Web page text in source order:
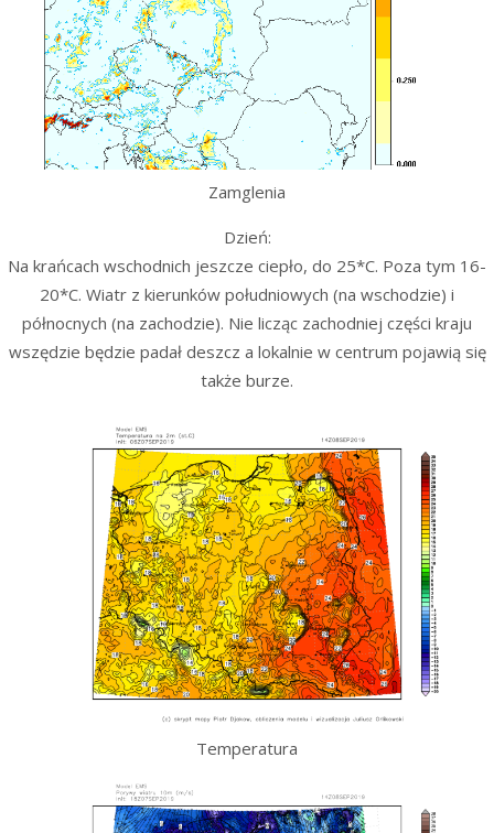
Zamglenia
Dzień:
Na krańcach wschodnich jeszcze ciepło, do 25*C. Poza tym 16-
20*C. Wiatr z kierunków południowych (na wschodzie) i
północnych (na zachodzie). Nie licząc zachodniej części kraju
wszędzie będzie padał deszcz a lokalnie w centrum pojawią się
także burze.
Temperatura